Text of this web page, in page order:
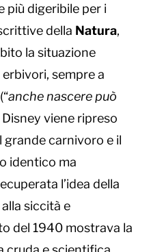
più digeribile per i
della Natura,
la situazione
sempre a
anche nascere può
Disney viene ripreso
carnivoro e il
identico ma
l’idea della
siccità e
del 1940 mostrava la